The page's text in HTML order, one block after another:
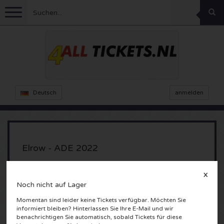
Deutsch anmelden
Menu
Ajax Karten
Niederlande
England
Spanien
Marco Borsato Karten
Kensington Karten
Snoop Dogg Karten
DGTL Karten
Awakenings Karten
Kickboxen
Rugby
Armin van Buuren karten
Reverze Karten
TAFKAL Karten
Andere
Noch nicht auf Lager
X
Momentan sind leider keine Tickets verfügbar. Möchten Sie
informiert bleiben? Hinterlassen Sie Ihre E-Mail und wir
benachrichtigen Sie automatisch, sobald Tickets für diese
Elrow - ADE 2022
Amsterdam, Nederland